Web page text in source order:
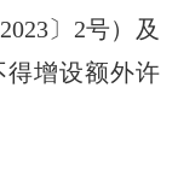
〕2号）及
增设额外许